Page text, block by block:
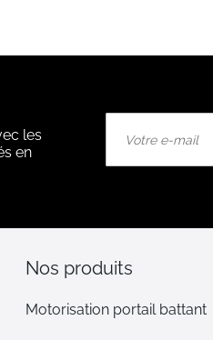
les
en
notre
:
Nos produits
Motorisation portail battant